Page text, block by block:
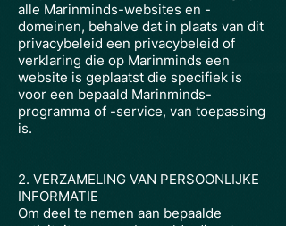
alle Marinminds-websites en -
domeinen, behalve dat in plaats van dit
privacybeleid een privacybeleid of
verklaring die op Marinminds een
website is geplaatst die specifiek is
voor een bepaald Marinminds-
programma of -service, van toepassing
is.
2. VERZAMELING VAN PERSOONLIJKE
INFORMATIE
Om deel te nemen aan bepaalde